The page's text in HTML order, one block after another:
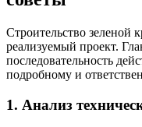
Строительство
реализуемый проект.
последовательность
подробному и
1. Анализ